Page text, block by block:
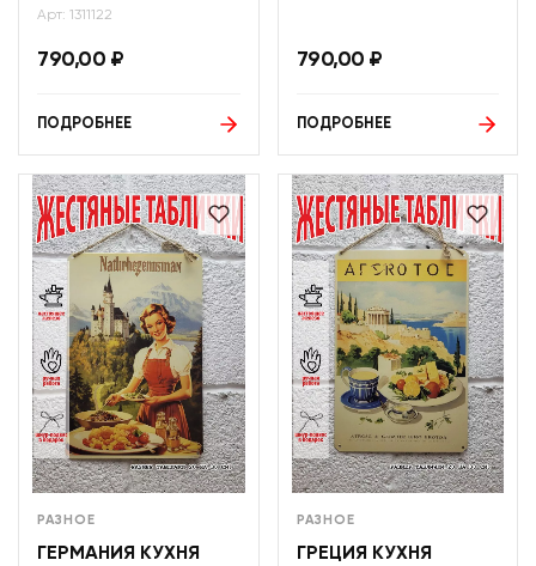
Арт: 1311122
790,00 ₽
ПОДРОБНЕЕ
790,00 ₽
ПОДРОБНЕЕ
РАЗНОЕ
ГЕРМАНИЯ КУХНЯ
РАЗНОЕ
ГРЕЦИЯ КУХНЯ